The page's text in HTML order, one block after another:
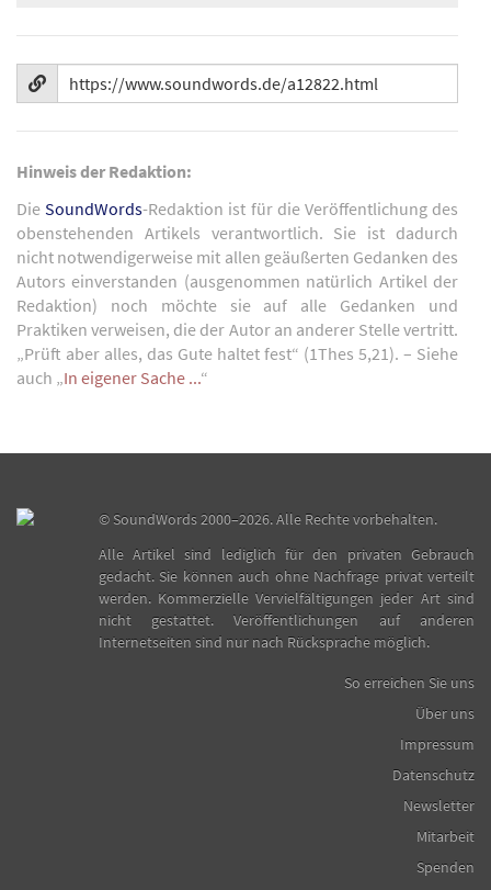
Hinweis der Redaktion:
DieSoundWords-Redaktion ist für die Veröffentlichung des
obenstehenden Artikels verantwortlich. Sie ist dadurch
nicht notwendigerweise mit allen geäußerten Gedanken des
Autors einverstanden (ausgenommen natürlich Artikel der
Redaktion) noch möchte sie auf alle Gedanken und
Praktiken verweisen, die der Autor an anderer Stelle vertritt.
„Prüft aber alles, das Gute haltet fest“ (1Thes 5,21). – Siehe
auch „In eigener Sache ...“
©SoundWords2000–2026. Alle Rechte vorbehalten.
Alle Artikel sind lediglich für den privaten Gebrauch
gedacht. Sie können auch ohne Nachfrage privat verteilt
werden. Kommerzielle Vervielfältigungen jeder Art sind
nicht gestattet. Veröffentlichungen auf anderen
Internetseiten sind nur nach Rücksprache möglich.
So erreichen Sie uns
Über uns
Impressum
Datenschutz
Newsletter
Mitarbeit
Spenden